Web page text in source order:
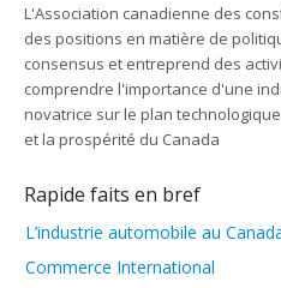
L'Association canadienne des
des positions en matière de
consensus et entreprend des
comprendre l'importance d'une
novatrice sur le plan
et la prospérité du Canada
Rapide faits en bref
L’industrie automobile au
Commerce International